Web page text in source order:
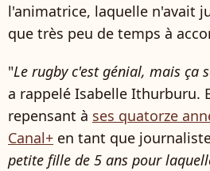
l'animatrice, laquelle n'avait
que très peu de temps à
"Le rugby c'est génial, mais ça
a rappelé Isabelle Ithurburu.
repensant à ses quatorze
Canal+ en tant que
petite fille de 5 ans pour